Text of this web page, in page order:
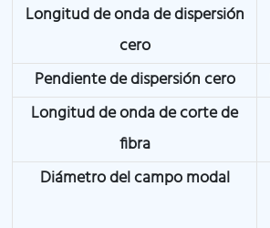
Longitud de onda de dispersión
cero
Pendiente de dispersión cero
Longitud de onda de corte de
fibra
Diámetro del campo modal